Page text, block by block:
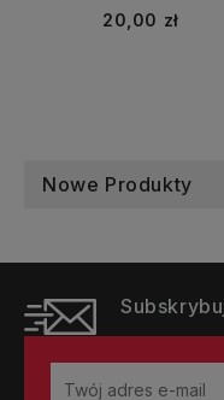
Cena
20,00 zł
Nowe Produkty